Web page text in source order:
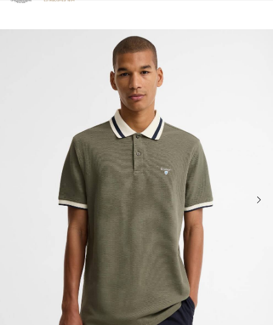
Clicca per visualizzare la nostra Dichiarazione di Accessibilità